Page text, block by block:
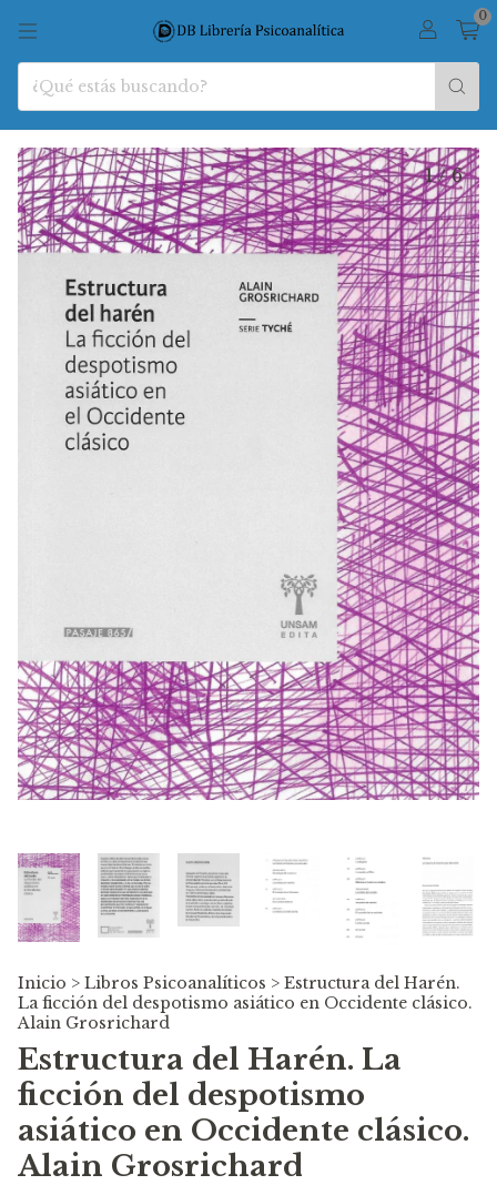
0
1/6
Inicio > Libros Psicoanalíticos > Estructura del Harén.
La ficción del despotismo asiático en Occidente clásico.
Alain Grosrichard
Estructura del Harén. La
ficción del despotismo
asiático en Occidente clásico.
Alain Grosrichard